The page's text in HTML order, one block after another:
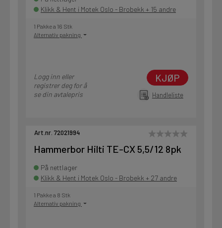
Klikk & Hent i Motek Oslo - Brobekk + 15 andre
1 Pakke a 16 Stk
Alternativ pakning
Logg inn eller
registrer deg for å
se din avtalepris
KJØP
Handleliste
Art.nr. 72021994
Hammerbor Hilti TE-CX 5,5/12 8pk
På nettlager
Klikk & Hent i Motek Oslo - Brobekk + 27 andre
1 Pakke a 8 Stk
Alternativ pakning